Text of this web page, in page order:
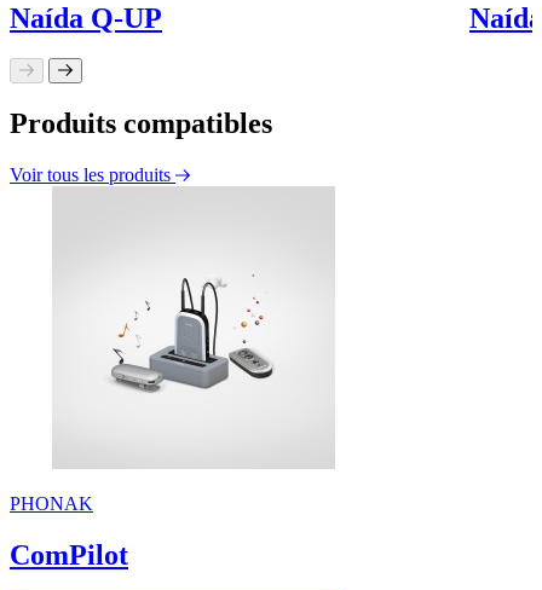
Naída Q-UP
Produits compatibles
Voir tous les produits
PHONAK
ComPilot